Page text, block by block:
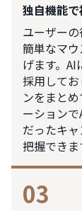
独自機能
ユーザー
簡単なマ
げます。
採用して
ンをまと
ーション
だったキ
把握できま
03